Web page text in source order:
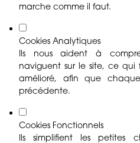
marche comme il faut.
Cookies Analytiques
Ils nous aident à
naviguent sur le site, ce
amélioré, afin que
précédente.
Cookies Fonctionnels
Ils simplifient les petites